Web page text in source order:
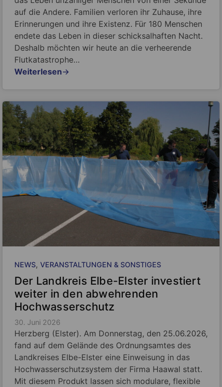
auf die Andere. Familien verloren ihr Zuhause, ihre
Erinnerungen und ihre Existenz. Für 180 Menschen
endete das Leben in dieser schicksalhaften Nacht.
Deshalb möchten wir heute an die verheerende
Flutkatastrophe…
Weiterlesen→
NEWS, VERANSTALTUNGEN & SONSTIGES
Der Landkreis Elbe-Elster investiert
weiter in den abwehrenden
Hochwasserschutz
30. Juni 2026
Herzberg (Elster). Am Donnerstag, den 25.06.2026,
fand auf dem Gelände des Ordnungsamtes des
Landkreises Elbe-Elster eine Einweisung in das
Hochwasserschutzsystem der Firma Haawal statt.
Mit diesem Produkt lassen sich modulare, flexible